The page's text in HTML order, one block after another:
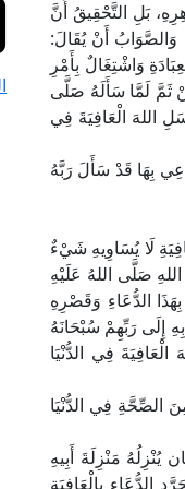
بَلِ التَّحْقِيقُ أَنَّ
وَالصَّوَابُ أَنْ يُقَالَ:
وَاشْتِغَالٌ بِأَمْرِ
ثَمَّ لَمَّا سَأَلَهُ صَلَّى
اللهَ الْعَافِيَةَ فِي
فَالدَّاعِي بِهَا قَدْ سَأَلَ رَبَّهُ
بِالْعَافِيَةِ لَا يُسَاوِيهِ شَيْءٌ
صَلَّى اللهُ عَلَيْهِ
الدُّعَاءِ وَقَصْرِهِ
إِلَى رَبِّهِمْ سُبْحَانَهُ
فِي الدُّنْيَا
مِنَ الصِّحَّةِ فِي الدُّنْيَا
مَنْزِلَةَ أَبِيهِ
الدُّعَاءِ بِالْعَافِيَةِ